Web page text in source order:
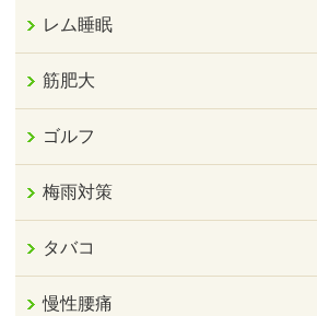
レム睡眠
筋肥大
ゴルフ
梅雨対策
タバコ
慢性腰痛